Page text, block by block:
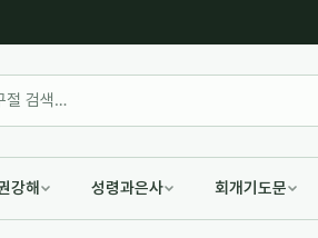
강해 성령과은사 회개기도문